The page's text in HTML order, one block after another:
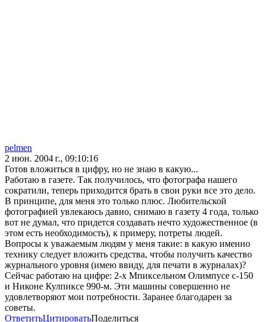
pelmen
2 июн. 2004 г., 09:10:16
Готов вложиться в цифру, но не знаю в какую...
Работаю в газете. Так получилось, что фотографа нашего
сократили, теперь приходится брать в свои руки все это дело.
В принципе, для меня это только плюс. Любительской
фотографией увлекаюсь давно, снимаю в газету 4 года, только
вот не думал, что придется создавать нечто художественное (в
этом есть необходимость), к примеру, потреты людей.
Вопросы к уважаемым людям у меня такие: в какую именно
технику следует вложить средства, чтобы получить качество
журнального уровня (имею ввиду, для печати в журналах)?
Сейчас работаю на цифре: 2-х Мпиксельном Олимпусе c-150
и Никоне Кулпиксе 990-м. Эти машины совершенно не
удовлетворяют мои потребности. Заранее благодарен за
советы.
ОтветитьЦитироватьПоделиться